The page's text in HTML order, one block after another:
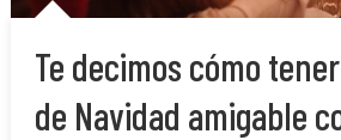
Te decimos cómo
de Navidad amigable